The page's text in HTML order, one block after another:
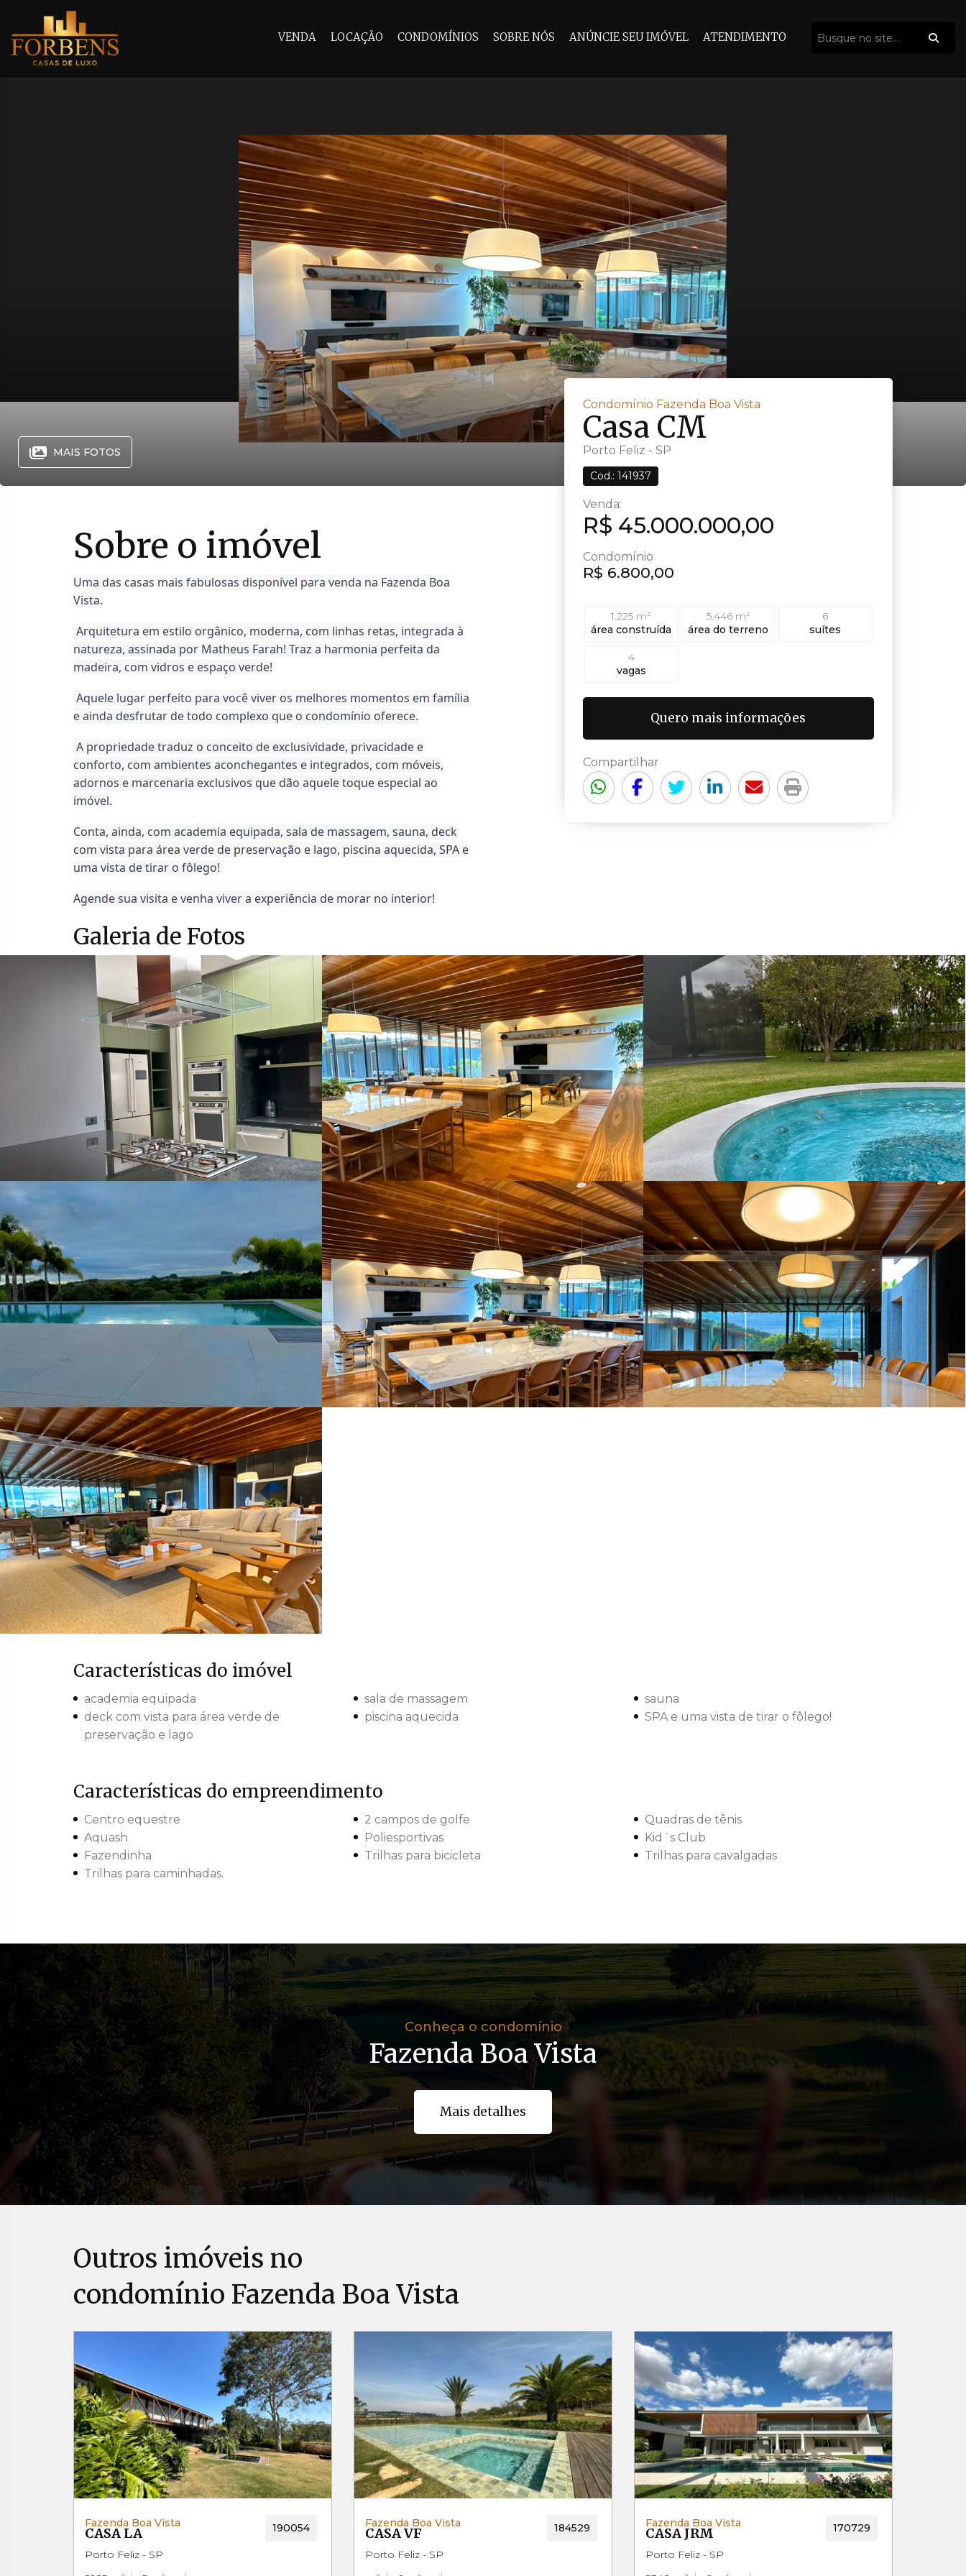
VENDA LOCAÇÃO CONDOMÍNIOS SOBRE NÓS ANÚNCIE SEU IMÓVEL ATENDIMENTO
MAIS FOTOS
Sobre o imóvel
Uma das casas mais fabulosas disponível para venda na Fazenda Boa
Vista.
Arquitetura em estilo orgânico, moderna, com linhas retas, integrada à
natureza, assinada por Matheus Farah! Traz a harmonia perfeita da
madeira, com vidros e espaço verde!
Aquele lugar perfeito para você viver os melhores momentos em família
e ainda desfrutar de todo complexo que o condomínio oferece.
A propriedade traduz o conceito de exclusividade, privacidade e
conforto, com ambientes aconchegantes e integrados, com móveis,
adornos e marcenaria exclusivos que dão aquele toque especial ao
imóvel.
Conta, ainda, com academia equipada, sala de massagem, sauna, deck
com vista para área verde de preservação e lago, piscina aquecida, SPA e
uma vista de tirar o fôlego!
Agende sua visita e venha viver a experiência de morar no interior!
Condomínio Fazenda Boa Vista
Casa CM
Porto Feliz - SP
Cod.: 141937
Venda:
R$ 45.000.000,00
Condomínio
R$ 6.800,00
1.225 m²
área construída
5.446 m²
área do terreno
6
suítes
4
vagas
Quero mais informações
Compartilhar
Galeria de Fotos
Características do imóvel
academia equipada sala de massagem
sauna
deck com vista para área verde de
preservação e lago
piscina aquecida SPA e uma vista de tirar o fôlego!
Características do empreendimento
Centro equestre 2 campos de golfe
Quadras de tênis
Aquash
Poliesportivas
Kid´s Club
Fazendinha
Trilhas para bicicleta
Trilhas para cavalgadas
Trilhas para caminhadas.
Conheça o condomínio
Fazenda Boa Vista
Mais detalhes
Outros imóveis no
condomínio Fazenda Boa Vista
Fazenda Boa Vista
CASA LA
Porto Feliz - SP
190054 Fazenda Boa Vista
CASA VF
Porto Feliz - SP
184529 Fazenda Boa Vista
CASA JRM
Porto Feliz - SP
170729